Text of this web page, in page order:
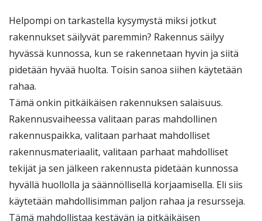
Helpompi on tarkastella kysymystä miksi jotkut
rakennukset säilyvät paremmin? Rakennus säilyy
hyvässä kunnossa, kun se rakennetaan hyvin ja siitä
pidetään hyvää huolta. Toisin sanoa siihen käytetään
rahaa.
Tämä onkin pitkäikäisen rakennuksen salaisuus.
Rakennusvaiheessa valitaan paras mahdollinen
rakennuspaikka, valitaan parhaat mahdolliset
rakennusmateriaalit, valitaan parhaat mahdolliset
tekijät ja sen jälkeen rakennusta pidetään kunnossa
hyvällä huollolla ja säännöllisellä korjaamisella. Eli siis
käytetään mahdollisimman paljon rahaa ja resursseja.
Tämä mahdollistaa kestävän ja pitkäikäisen